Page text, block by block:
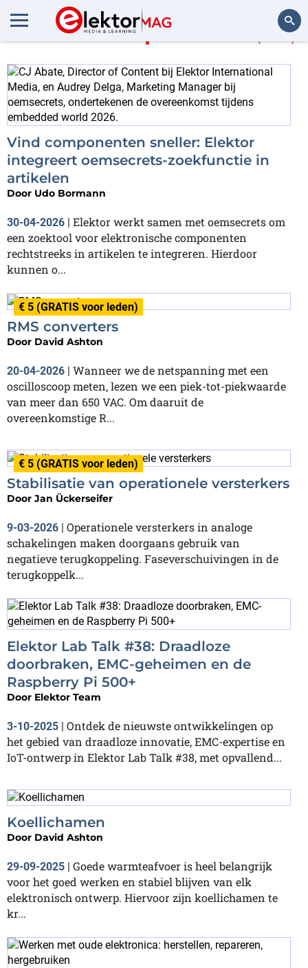
Meer inComponenten (295)
Vind componenten sneller: Elektor
integreert oemsecrets-zoekfunctie in
artikelen
Door Udo Bormann
30-04-2026 | Elektor werkt samen met oemsecrets om
een zoektool voor elektronische componenten
rechtstreeks in artikelen te integreren. Hierdoor
kunnen o...
€ 5 (GRATIS voor leden)
RMS converters
Door David Ashton
20-04-2026 | Wanneer we de netspanning met een
oscilloscoop meten, lezen we een piek-tot-piekwaarde
van meer dan 650 VAC. Om daaruit de
overeenkomstige R...
€ 5 (GRATIS voor leden)
Stabilisatie van operationele versterkers
Door Jan Ückerseifer
9-03-2026 | Operationele versterkers in analoge
schakelingen maken doorgaans gebruik van
negatieve terugkoppeling. Faseverschuivingen in de
terugkoppelk...
Elektor Lab Talk #38: Draadloze
doorbraken, EMC-geheimen en de
Raspberry Pi 500+
Door Elektor Team
3-10-2025 | Ontdek de nieuwste ontwikkelingen op
het gebied van draadloze innovatie, EMC-expertise en
IoT-ontwerp in Elektor Lab Talk #38, met opvallend...
Koellichamen
Door David Ashton
29-09-2025
Goede warmteafvoer is heel belangrijk
voor het goed werken en stabiel blijven van elk
elektronisch ontwerp. Hiervoor zijn koellichamen te
kr...